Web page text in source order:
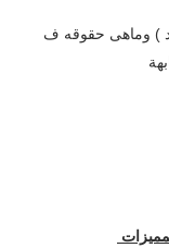
) وماهى حقوقه ف